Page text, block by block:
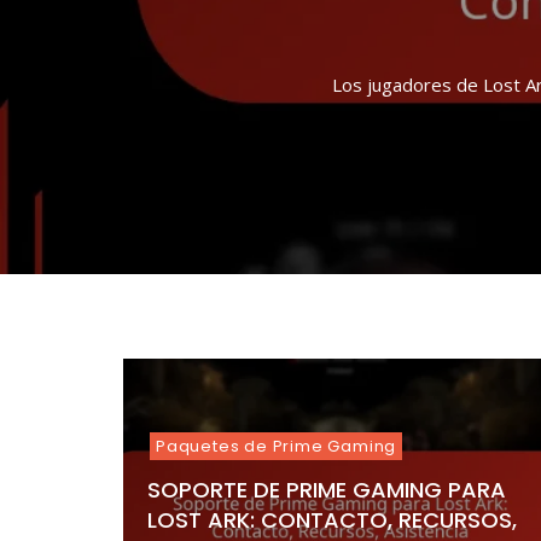
Los jugadores de Lost
Los Drops de Twitch
Los Twitch Drops en
En Lost Ark, los
La Tienda de Eventos
Las ofertas especiales
Paquetes de Prime Gaming
SOPORTE DE PRIME GAMING PARA
LOST ARK: CONTACTO, RECURSOS,